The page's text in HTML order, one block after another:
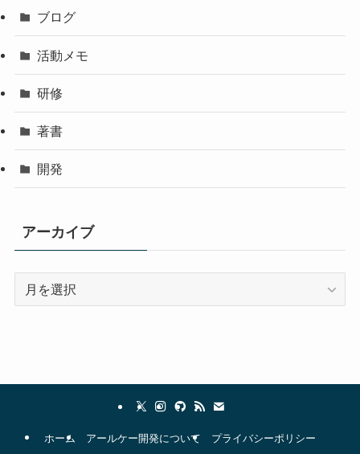
ブログ
活動メモ
研修
著書
開発
アーカイブ
ホーム アールケー開発について プライバシーポリシー